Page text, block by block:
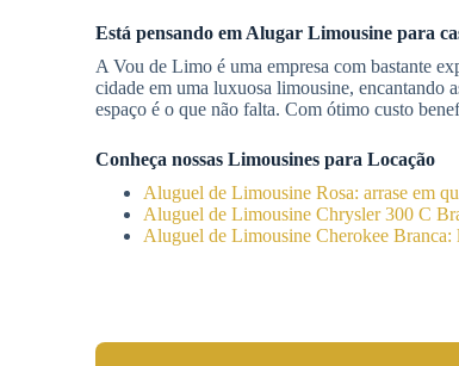
Está pensando em Alugar Limousine para
A Vou de Limo é uma empresa com bastante
cidade em uma luxuosa limousine, encantando
espaço é o que não falta. Com ótimo custo
Conheça nossas Limousines para Locação
Aluguel de Limousine Rosa: arrase em
Aluguel de Limousine Chrysler 300 C
Aluguel de Limousine Cherokee Branca: